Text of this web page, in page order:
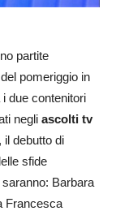
partite
pomeriggio in
due contenitori
negli ascolti tv
il debutto di
sfide
Barbara
Francesca